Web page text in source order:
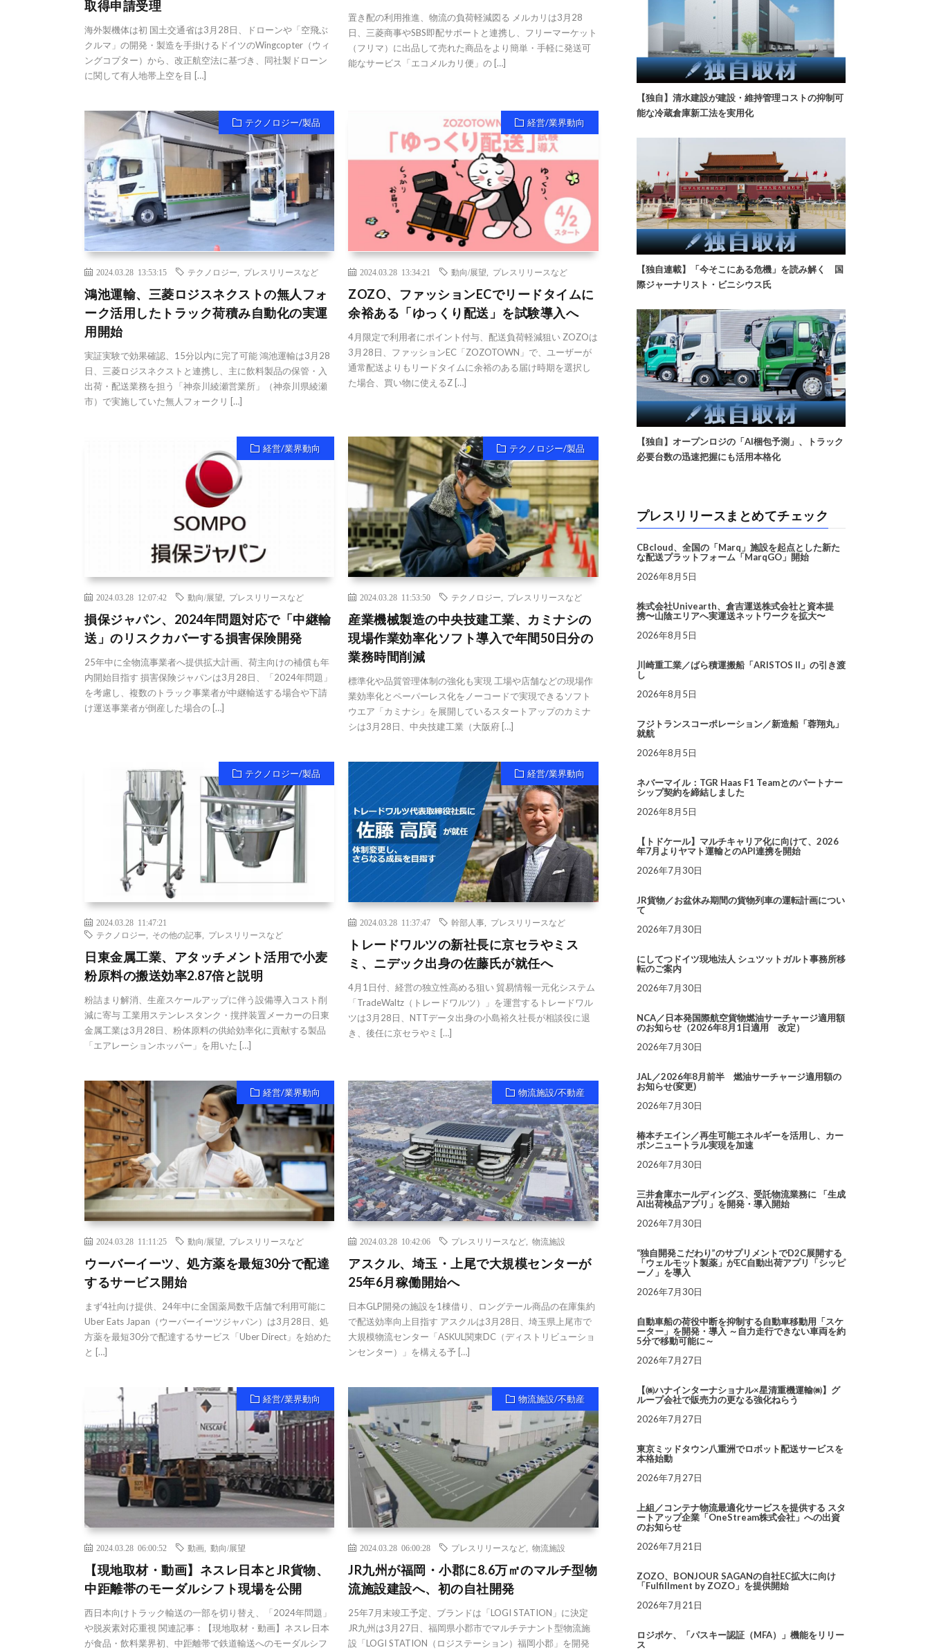
取得申請受理
海外製機体は初 国土交通省は3月28日、ドローンや「空飛ぶ
クルマ」の開発・製造を手掛けるドイツのWingcopter（ウィ
ングコプター）から、改正航空法に基づき、同社製ドローン
に関して有人地帯上空を目 […]
置き配の利用推進、物流の負荷軽減図る メルカリは3月28
日、三菱商事やSBS即配サポートと連携し、フリーマーケット
（フリマ）に出品して売れた商品をより簡単・手軽に発送可
能なサービス「エコメルカリ便」の […]
テクノロジー/製品
2024.03.28 13:53:15 テクノロジー プレスリリースなど
鴻池運輸、三菱ロジスネクストの無人フォ
ーク活用したトラック荷積み自動化の実運
用開始
実証実験で効果確認、15分以内に完了可能 鴻池運輸は3月28
日、三菱ロジスネクストと連携し、主に飲料製品の保管・入
出荷・配送業務を担う「神奈川綾瀬営業所」（神奈川県綾瀬
市）で実施していた無人フォークリ […]
経営/業界動向
2024.03.28 13:34:21 動向/展望 プレスリリースなど
ZOZO、ファッションECでリードタイムに
余裕ある「ゆっくり配送」を試験導入へ
4月限定で利用者にポイント付与、配送負荷軽減狙い ZOZOは
3月28日、ファッションEC「ZOZOTOWN」で、ユーザーが
通常配送よりもリードタイムに余裕のある届け時期を選択し
た場合、買い物に使えるZ […]
経営/業界動向
2024.03.28 12:07:42 動向/展望 プレスリリースなど
損保ジャパン、2024年問題対応で「中継輸
送」のリスクカバーする損害保険開発
25年中に全物流事業者へ提供拡大計画、荷主向けの補償も年
内開始目指す 損害保険ジャパンは3月28日、「2024年問題」
を考慮し、複数のトラック事業者が中継輸送する場合や下請
け運送事業者が倒産した場合の […]
テクノロジー/製品
2024.03.28 11:53:50 テクノロジー プレスリリースなど
産業機械製造の中央技建工業、カミナシの
現場作業効率化ソフト導入で年間50日分の
業務時間削減
標準化や品質管理体制の強化も実現 工場や店舗などの現場作
業効率化とペーパーレス化をノーコードで実現できるソフト
ウエア「カミナシ」を展開しているスタートアップのカミナ
シは3月28日、中央技建工業（大阪府 […]
テクノロジー/製品
2024.03.28 11:47:21
テクノロジー
その他の記事 プレスリリースなど
日東金属工業、アタッチメント活用で小麦
粉原料の搬送効率2.87倍と説明
粉詰まり解消、生産スケールアップに伴う設備導入コスト削
減に寄与 工業用ステンレスタンク・撹拌装置メーカーの日東
金属工業は3月28日、粉体原料の供給効率化に貢献する製品
「エアレーションホッパー」を用いた […]
経営/業界動向
2024.03.28 11:37:47 幹部人事 プレスリリースなど
トレードワルツの新社長に京セラやミス
ミ、ニデック出身の佐藤氏が就任へ
4月1日付、経営の独立性高める狙い 貿易情報一元化システム
「TradeWaltz（トレードワルツ）」を運営するトレードワル
ツは3月28日、NTTデータ出身の小島裕久社長が相談役に退
き、後任に京セラやミ […]
経営/業界動向
2024.03.28 11:11:25 動向/展望 プレスリリースなど
ウーバーイーツ、処方薬を最短30分で配達
するサービス開始
まず4社向け提供、24年中に全国薬局数千店舗で利用可能に
Uber Eats Japan（ウーバーイーツジャパン）は3月28日、処
方薬を最短30分で配達するサービス「Uber Direct」を始めた
と […]
物流施設/不動産
2024.03.28 10:42:06 プレスリリースなど ,物流施設
アスクル、埼玉・上尾で大規模センターが
25年6月稼働開始へ
日本GLP開発の施設を1棟借り、ロングテール商品の在庫集約
で配送効率向上目指す アスクルは3月28日、埼玉県上尾市で
大規模物流センター「ASKUL関東DC（ディストリビューショ
ンセンター）」を構える予 […]
経営/業界動向
2024.03.28 06:00:52 動画 動向/展望
【現地取材・動画】ネスレ日本とJR貨物、
中距離帯のモーダルシフト現場を公開
西日本向けトラック輸送の一部を切り替え、「2024年問題」
や脱炭素対応重視 関連記事：【現地取材・動画】ネスレ日本
が食品・飲料業界初、中距離帯で鉄道輸送へのモーダルシフ
物流施設/不動産
2024.03.28 06:00:28 プレスリリースなど ,物流施設
JR九州が福岡・小郡に8.6万㎡のマルチ型物
流施設建設へ、初の自社開発
25年7月末竣工予定、ブランドは「LOGI STATION」に決定
JR九州は3月27日、福岡県小郡市でマルチテナント型物流施
設「LOGI STATION（ロジステーション）福岡小郡」を開発
【独自】清水建設が建設・維持管理コストの抑制可
能な冷蔵倉庫新工法を実用化
【独自連載】「今そこにある危機」を読み解く 国
際ジャーナリスト・ビニシウス氏
【独自】オープンロジの「AI梱包予測」、トラック
必要台数の迅速把握にも活用本格化
プレスリリースまとめてチェック
CBcloud、全国の「Marq」施設を起点とした新た
な配送プラットフォーム「MarqGO」開始
2026年8月5日
株式会社Univearth、倉吉運送株式会社と資本提
携〜山陰エリアへ実運送ネットワークを拡大〜
2026年8月5日
川崎重工業／ばら積運搬船「ARISTOS II」の引き渡
し
2026年8月5日
フジトランスコーポレーション／新造船「蓉翔丸」
就航
2026年8月5日
ネバーマイル：TGR Haas F1 Teamとのパートナー
シップ契約を締結しました
2026年8月5日
【トドケール】マルチキャリア化に向けて、2026
年7月よりヤマト運輸とのAPI連携を開始
2026年7月30日
JR貨物／お盆休み期間の貨物列車の運転計画につい
て
2026年7月30日
にしてつドイツ現地法人 シュツットガルト事務所移
転のご案内
2026年7月30日
NCA／日本発国際航空貨物燃油サーチャージ適用額
のお知らせ（2026年8月1日適用 改定）
2026年7月30日
JAL／2026年8月前半 燃油サーチャージ適用額の
お知らせ(変更)
2026年7月30日
椿本チエイン／再生可能エネルギーを活用し、カー
ボンニュートラル実現を加速
2026年7月30日
三井倉庫ホールディングス、受託物流業務に 「生成
AI出荷検品アプリ」を開発・導入開始
2026年7月30日
“独自開発こだわり”のサプリメントでD2C展開する
「ウェルモット製薬」がEC自動出荷アプリ「シッピ
ーノ」を導入
2026年7月30日
自動車船の荷役中断を抑制する自動車移動用「スケ
ーター」を開発・導入 ～自力走行できない車両を約
5分で移動可能に～
2026年7月27日
【㈱ハナインターナショナル×星清重機運輸㈱】グ
ループ会社で販売力の更なる強化ねらう
2026年7月27日
東京ミッドタウン八重洲でロボット配送サービスを
本格始動
2026年7月27日
上組／コンテナ物流最適化サービスを提供する スタ
ートアップ企業「OneStream株式会社」への出資
のお知らせ
2026年7月21日
ZOZO、BONJOUR SAGANの自社EC拡大に向け
「Fulfillment by ZOZO」を提供開始
2026年7月21日
ロジポケ、「パスキー認証（MFA）」機能をリリー
ス